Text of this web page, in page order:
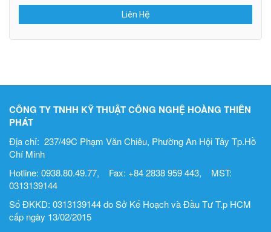
Liên Hệ
CÔNG TY TNHH KỸ THUẬT CÔNG NGHỆ HOÀNG THIÊN
PHÁT
Địa chỉ: 237/49C Phạm Văn Chiêu, Phường An Hội Tây Tp.Hồ
Chí Minh
Hotline: 0938.80.49.77, Fax: +84 2838 959 443, MST:
0313139144
Số ĐKKD: 0313139144 do Sở Kế Hoạch và Đầu Tư T.p HCM
cấp ngày 13/02/2015